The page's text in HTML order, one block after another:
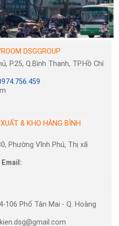
DSGGROUP
P.25, Q.Bình Thạnh, TP.Hồ Chí
& KHO HÀNG BÌNH
Phường Vĩnh Phú, Thị xã
Email:
106 Phố Tân Mai - Q. Hoàng
kien.dsg@gmail.com